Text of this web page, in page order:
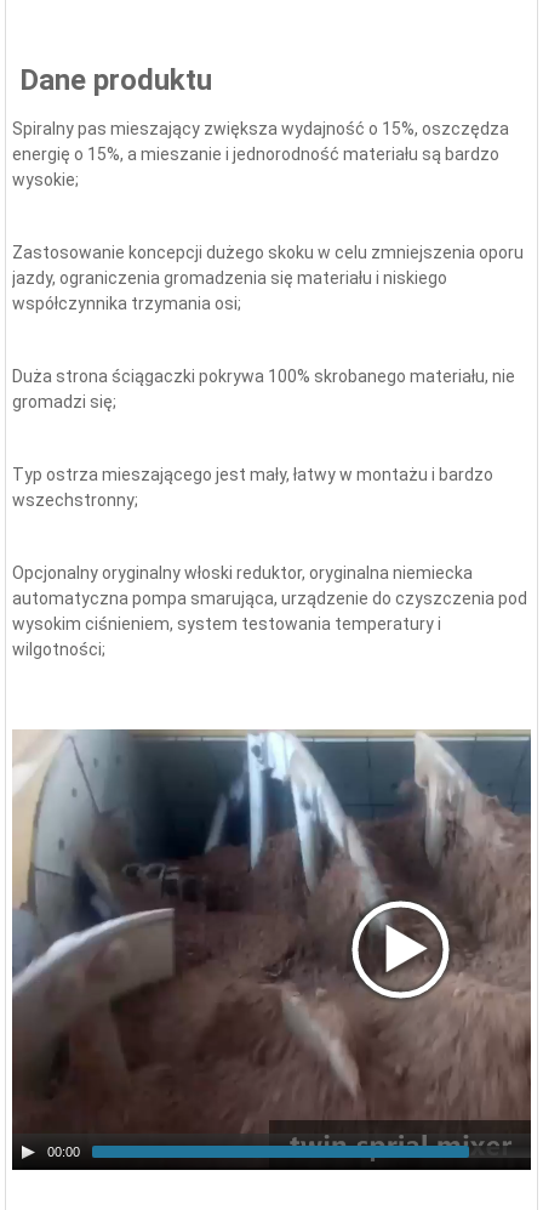
Dane produktu
Spiralny pas mieszający zwiększa wydajność o 15%, oszczędza
energię o 15%, a mieszanie i jednorodność materiału są bardzo
wysokie;
Zastosowanie koncepcji dużego skoku w celu zmniejszenia oporu
jazdy, ograniczenia gromadzenia się materiału i niskiego
współczynnika trzymania osi;
Duża strona ściągaczki pokrywa 100% skrobanego materiału, nie
gromadzi się;
Typ ostrza mieszającego jest mały, łatwy w montażu i bardzo
wszechstronny;
Opcjonalny oryginalny włoski reduktor, oryginalna niemiecka
automatyczna pompa smarująca, urządzenie do czyszczenia pod
wysokim ciśnieniem, system testowania temperatury i
wilgotności;
00:00
Betonu